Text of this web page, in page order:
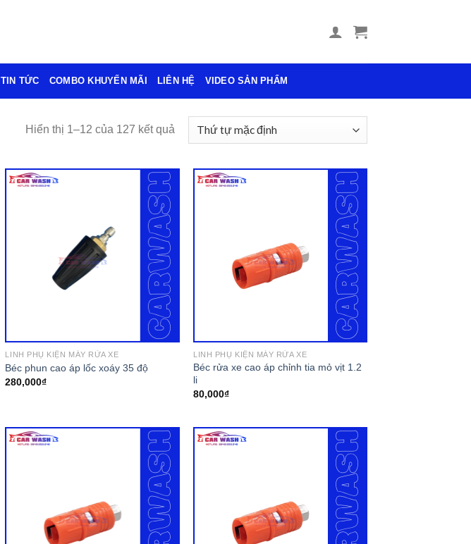
TIN TỨC COMBO KHUYẾN MÃI LIÊN HỆ VIDEO SẢN PHẨM
Hiển thị 1–12 của 127 kết quả
LINH PHỤ KIỆN MÁY RỬA XE
Béc phun cao áp lốc xoáy 35 độ
280,000₫
LINH PHỤ KIỆN MÁY RỬA XE
Béc rửa xe cao áp chỉnh tia mỏ vịt 1.2
li
80,000₫